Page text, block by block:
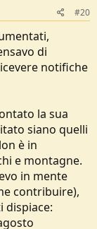
#20
di
notifiche
la sua
siano quelli
è in
e montagne.
in mente
contribuire),
dispiace: